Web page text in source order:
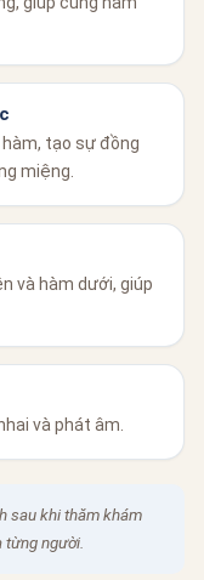
tạo sự đồng
miệng.
và hàm dưới, giúp
và phát âm.
sau khi thăm khám
người.